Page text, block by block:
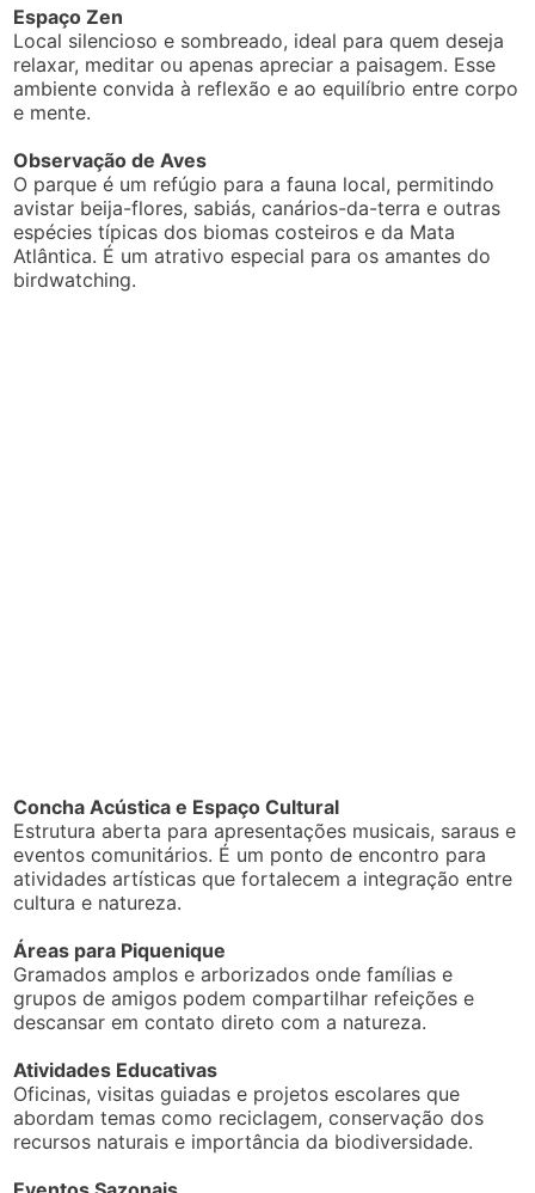
Espaço Zen
Local silencioso e sombreado, ideal para quem deseja
relaxar, meditar ou apenas apreciar a paisagem. Esse
ambiente convida à reflexão e ao equilíbrio entre corpo
e mente.
Observação de Aves
O parque é um refúgio para a fauna local, permitindo
avistar beija-flores, sabiás, canários-da-terra e outras
espécies típicas dos biomas costeiros e da Mata
Atlântica. É um atrativo especial para os amantes do
birdwatching.
Concha Acústica e Espaço Cultural
Estrutura aberta para apresentações musicais, saraus e
eventos comunitários. É um ponto de encontro para
atividades artísticas que fortalecem a integração entre
cultura e natureza.
Áreas para Piquenique
Gramados amplos e arborizados onde famílias e
grupos de amigos podem compartilhar refeições e
descansar em contato direto com a natureza.
Atividades Educativas
Oficinas, visitas guiadas e projetos escolares que
abordam temas como reciclagem, conservação dos
recursos naturais e importância da biodiversidade.